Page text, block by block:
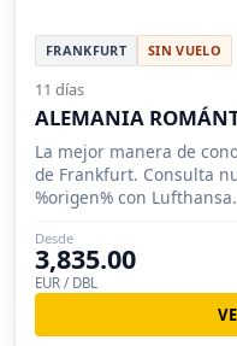
FRANKFURT SIN VUELO
11 días
ALEMANIA
La mejor manera de
de Frankfurt. Consulta
%origen% con Lufthansa.
Desde
3,835.00
EUR / DBL